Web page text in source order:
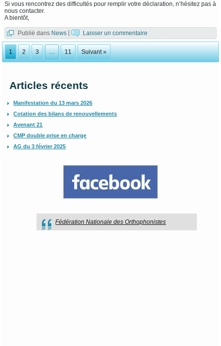
Si vous rencontrez des difficultés pour remplir votre déclaration, n’hésitez pas à
nous contacter.
A bientôt,
Publié dans News Laisser un commentaire
1 2 3 … 11 Suivant »
Articles récents
Manifestation du 13 mars 2026
Cotation des bilans de renouvellements
Avenant 21
CMP double prise en charge
AG du 3 février 2025
Fédération Nationale des Orthophonistes